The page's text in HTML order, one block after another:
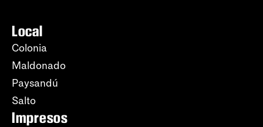
Local
Colonia
Maldonado
Paysandú
Salto
Impresos